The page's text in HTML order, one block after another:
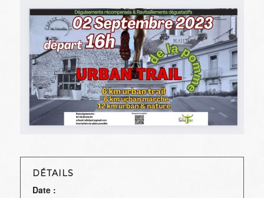
DÉTAILS
Date :